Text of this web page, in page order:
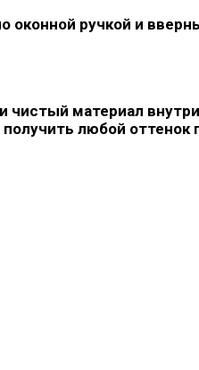
оконной ручкой и
чистый материал
любой